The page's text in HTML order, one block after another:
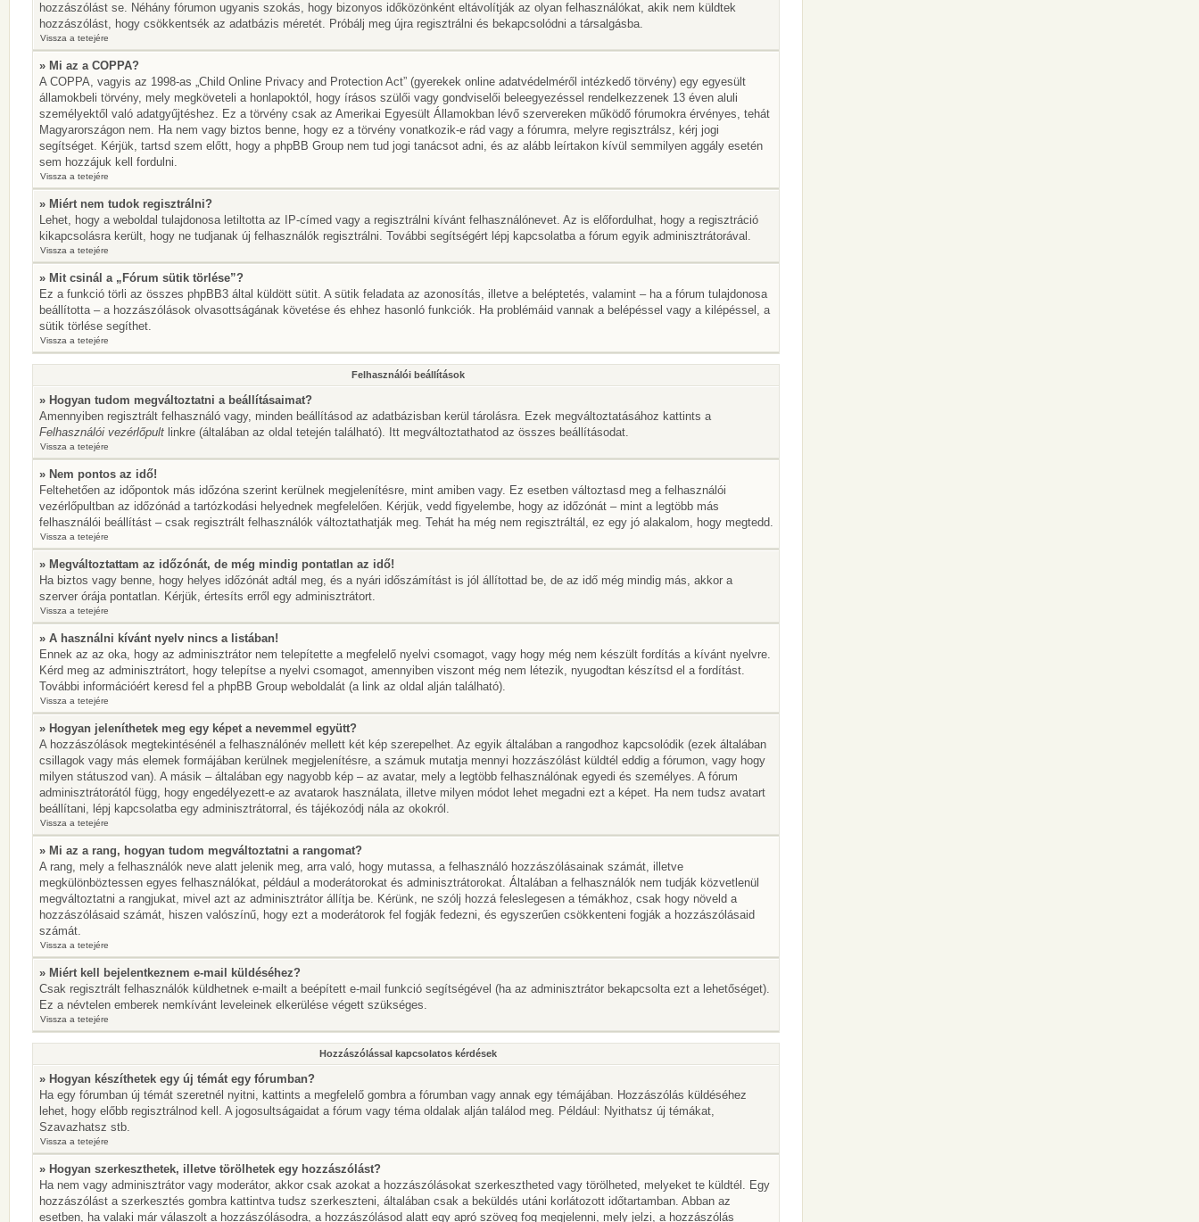
hozzászólást se. Néhány fórumon ugyanis szokás, hogy bizonyos időközönként eltávolítják az olyan felhasználókat, akik nem küldtek
hozzászólást, hogy csökkentsék az adatbázis méretét. Próbálj meg újra regisztrálni és bekapcsolódni a társalgásba.
Vissza a tetejére
» Mi az a COPPA?
A COPPA, vagyis az 1998-as „Child Online Privacy and Protection Act” (gyerekek online adatvédelméről intézkedő törvény) egy egyesült
államokbeli törvény, mely megköveteli a honlapoktól, hogy írásos szülői vagy gondviselői beleegyezéssel rendelkezzenek 13 éven aluli
személyektől való adatgyűjtéshez. Ez a törvény csak az Amerikai Egyesült Államokban lévő szervereken működő fórumokra érvényes, tehát
Magyarországon nem. Ha nem vagy biztos benne, hogy ez a törvény vonatkozik-e rád vagy a fórumra, melyre regisztrálsz, kérj jogi
segítséget. Kérjük, tartsd szem előtt, hogy a phpBB Group nem tud jogi tanácsot adni, és az alább leírtakon kívül semmilyen aggály esetén
sem hozzájuk kell fordulni.
Vissza a tetejére
» Miért nem tudok regisztrálni?
Lehet, hogy a weboldal tulajdonosa letiltotta az IP-címed vagy a regisztrálni kívánt felhasználónevet. Az is előfordulhat, hogy a regisztráció
kikapcsolásra került, hogy ne tudjanak új felhasználók regisztrálni. További segítségért lépj kapcsolatba a fórum egyik adminisztrátorával.
Vissza a tetejére
» Mit csinál a „Fórum sütik törlése”?
Ez a funkció törli az összes phpBB3 által küldött sütit. A sütik feladata az azonosítás, illetve a beléptetés, valamint – ha a fórum tulajdonosa
beállította – a hozzászólások olvasottságának követése és ehhez hasonló funkciók. Ha problémáid vannak a belépéssel vagy a kilépéssel, a
sütik törlése segíthet.
Vissza a tetejére
Felhasználói beállítások
» Hogyan tudom megváltoztatni a beállításaimat?
Amennyiben regisztrált felhasználó vagy, minden beállításod az adatbázisban kerül tárolásra. Ezek megváltoztatásához kattints a
Felhasználói vezérlőpult linkre (általában az oldal tetején található). Itt megváltoztathatod az összes beállításodat.
Vissza a tetejére
» Nem pontos az idő!
Feltehetően az időpontok más időzóna szerint kerülnek megjelenítésre, mint amiben vagy. Ez esetben változtasd meg a felhasználói
vezérlőpultban az időzónád a tartózkodási helyednek megfelelően. Kérjük, vedd figyelembe, hogy az időzónát – mint a legtöbb más
felhasználói beállítást – csak regisztrált felhasználók változtathatják meg. Tehát ha még nem regisztráltál, ez egy jó alakalom, hogy megtedd.
Vissza a tetejére
» Megváltoztattam az időzónát, de még mindig pontatlan az idő!
Ha biztos vagy benne, hogy helyes időzónát adtál meg, és a nyári időszámítást is jól állítottad be, de az idő még mindig más, akkor a
szerver órája pontatlan. Kérjük, értesíts erről egy adminisztrátort.
Vissza a tetejére
» A használni kívánt nyelv nincs a listában!
Ennek az az oka, hogy az adminisztrátor nem telepítette a megfelelő nyelvi csomagot, vagy hogy még nem készült fordítás a kívánt nyelvre.
Kérd meg az adminisztrátort, hogy telepítse a nyelvi csomagot, amennyiben viszont még nem létezik, nyugodtan készítsd el a fordítást.
További információért keresd fel a phpBB Group weboldalát (a link az oldal alján található).
Vissza a tetejére
» Hogyan jeleníthetek meg egy képet a nevemmel együtt?
A hozzászólások megtekintésénél a felhasználónév mellett két kép szerepelhet. Az egyik általában a rangodhoz kapcsolódik (ezek általában
csillagok vagy más elemek formájában kerülnek megjelenítésre, a számuk mutatja mennyi hozzászólást küldtél eddig a fórumon, vagy hogy
milyen státuszod van). A másik – általában egy nagyobb kép – az avatar, mely a legtöbb felhasználónak egyedi és személyes. A fórum
adminisztrátorától függ, hogy engedélyezett-e az avatarok használata, illetve milyen módot lehet megadni ezt a képet. Ha nem tudsz avatart
beállítani, lépj kapcsolatba egy adminisztrátorral, és tájékozódj nála az okokról.
Vissza a tetejére
» Mi az a rang, hogyan tudom megváltoztatni a rangomat?
A rang, mely a felhasználók neve alatt jelenik meg, arra való, hogy mutassa, a felhasználó hozzászólásainak számát, illetve
megkülönböztessen egyes felhasználókat, például a moderátorokat és adminisztrátorokat. Általában a felhasználók nem tudják közvetlenül
megváltoztatni a rangjukat, mivel azt az adminisztrátor állítja be. Kérünk, ne szólj hozzá feleslegesen a témákhoz, csak hogy növeld a
hozzászólásaid számát, hiszen valószínű, hogy ezt a moderátorok fel fogják fedezni, és egyszerűen csökkenteni fogják a hozzászólásaid
számát.
Vissza a tetejére
» Miért kell bejelentkeznem e-mail küldéséhez?
Csak regisztrált felhasználók küldhetnek e-mailt a beépített e-mail funkció segítségével (ha az adminisztrátor bekapcsolta ezt a lehetőséget).
Ez a névtelen emberek nemkívánt leveleinek elkerülése végett szükséges.
Vissza a tetejére
Hozzászólással kapcsolatos kérdések
» Hogyan készíthetek egy új témát egy fórumban?
Ha egy fórumban új témát szeretnél nyitni, kattints a megfelelő gombra a fórumban vagy annak egy témájában. Hozzászólás küldéséhez
lehet, hogy előbb regisztrálnod kell. A jogosultságaidat a fórum vagy téma oldalak alján találod meg. Például: Nyithatsz új témákat,
Szavazhatsz stb.
Vissza a tetejére
» Hogyan szerkeszthetek, illetve törölhetek egy hozzászólást?
Ha nem vagy adminisztrátor vagy moderátor, akkor csak azokat a hozzászólásokat szerkesztheted vagy törölheted, melyeket te küldtél. Egy
hozzászólást a szerkesztés gombra kattintva tudsz szerkeszteni, általában csak a beküldés utáni korlátozott időtartamban. Abban az
esetben, ha valaki már válaszolt a hozzászólásodra, a hozzászólásod alatt egy apró szöveg fog megjelenni, mely jelzi, a hozzászólás